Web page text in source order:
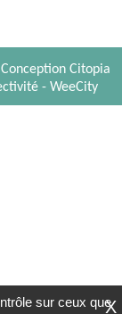
Conception Citopia
- WeeCity
X
sur ceux que